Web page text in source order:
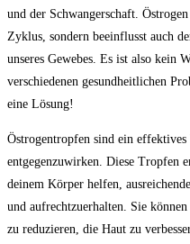
und der Schwangerschaft.
Zyklus, sondern beeinflusst ‍auch
unseres‌ Gewebes. Es ist also kein
‌verschiedenen‍ gesundheitlichen
eine Lösung!
Östrogentropfen sind ein
entgegenzuwirken.⁣ Diese Tropfen​
deinem ⁤Körper helfen,‌
und aufrechtzuerhalten. Sie
zu reduzieren, die Haut zu